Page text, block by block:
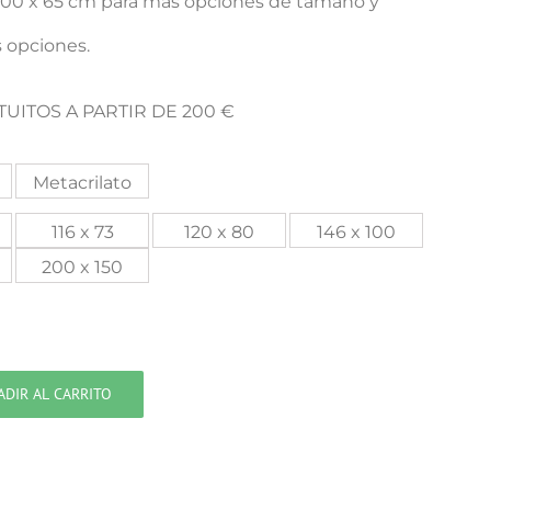
opciones.
A PARTIR DE 200 €
Metacrilato
116 x 73 120 x 80
146 x 100
200 x 150
AL CARRITO